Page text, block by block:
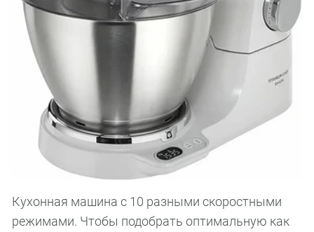
Кухонная машина с 10 разными скоростными
режимами. Чтобы подобрать оптимальную как